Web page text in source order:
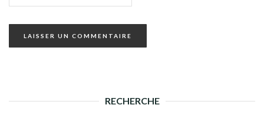
RECHERCHE